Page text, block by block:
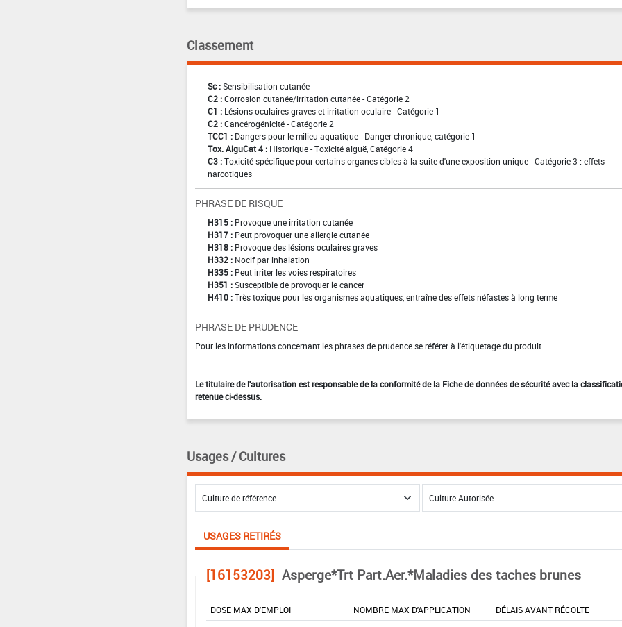
Classement
Sc : Sensibilisation cutanée
C2 : Corrosion cutanée/irritation cutanée - Catégorie 2
C1 : Lésions oculaires graves et irritation oculaire - Catégorie 1
C2 : Cancérogénicité - Catégorie 2
TCC1 : Dangers pour le milieu aquatique - Danger chronique, catégorie 1
Tox. AiguCat 4 : Historique - Toxicité aiguë, Catégorie 4
C3 : Toxicité spécifique pour certains organes cibles à la suite d'une exposition unique - Catégorie 3 : effets
narcotiques
PHRASE DE RISQUE
H315 : Provoque une irritation cutanée
H317 : Peut provoquer une allergie cutanée
H318 : Provoque des lésions oculaires graves
H332 : Nocif par inhalation
H335 : Peut irriter les voies respiratoires
H351 : Susceptible de provoquer le cancer
H410 : Très toxique pour les organismes aquatiques, entraîne des effets néfastes à long terme
PHRASE DE PRUDENCE
Pour les informations concernant les phrases de prudence se référer à l'étiquetage du produit.
Le titulaire de l'autorisation est responsable de la conformité de la Fiche de données de sécurité avec la
retenue ci-dessus.
Usages / Cultures
USAGES RETIRÉS
[16153203] Asperge*Trt Part.Aer.*Maladies des taches brunes
DOSE MAX D'EMPLOI NOMBRE MAX D'APPLICATION DÉLAIS AVANT RÉCOLTE